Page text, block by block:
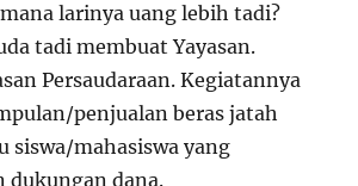
larinya uang lebih tadi?
tadi membuat Yayasan.
Persaudaraan. Kegiatannya
penjualan beras jatah
siswa/mahasiswa yang
dukungan dana.